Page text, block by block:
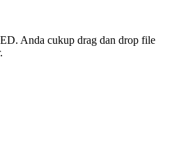
Anda cukup drag dan drop file